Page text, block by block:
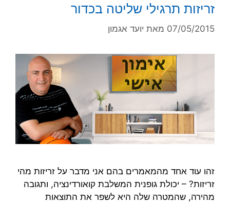
זריזות תרגילי שליטה בכדור
07/05/2015 מאת יועד אגמון
זהו עוד אחד מהמאמרים בהם אני מדבר על זריזות מהי
זריזות? – יכולת גופנית המשלבת קואורדינציה, ותגובה
מהירה, שהמטרה שלה היא לשפר את התוצאות